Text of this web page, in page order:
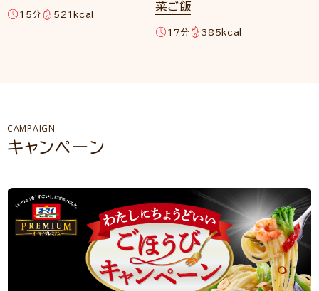
15分 521kcal
菜ご飯
17分 385kcal
CAMPAIGN
キャンペーン